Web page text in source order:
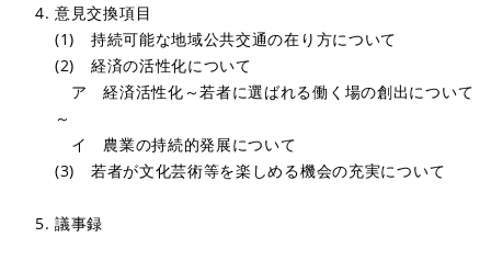
意見交換項目
(1) 持続可能な地域公共交通の在り方について
(2) 経済の活性化について
ア 経済活性化～若者に選ばれる働く場の創出について
～
イ 農業の持続的発展について
(3) 若者が文化芸術等を楽しめる機会の充実について
議事録